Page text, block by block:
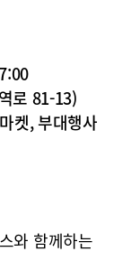
로 81-13)
켓, 부대행사
와 함께하는